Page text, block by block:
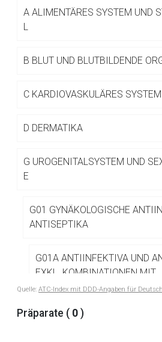
A ALIMENTÄRES SYSTEM UND
L
B BLUT UND BLUTBILDENDE
C KARDIOVASKULÄRES SYSTEM
D DERMATIKA
G UROGENITALSYSTEM UND
E
G01 GYNÄKOLOGISCHE
ANTISEPTIKA
G01A ANTIINFEKTIVA UND
EXKL. KOMBINATIONEN MIT
CORTICOSTEROIDEN
G01AA Antibiotika
Quelle: ATC-Index mit DDD-Angaben für
Präparate ( 0 )
Aufruf einer externen Seite
Seite. Für die Inhalte der externen
Datenschutzbestimmungen.